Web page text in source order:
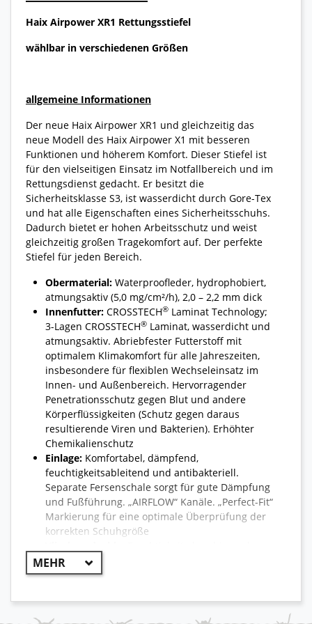
Haix Airpower XR1 Rettungsstiefel
wählbar in verschiedenen Größen
allgemeine Informationen
Der neue Haix Airpower XR1 und gleichzeitig das
neue Modell des Haix Airpower X1 mit besseren
Funktionen und höherem Komfort. Dieser Stiefel ist
für den vielseitigen Einsatz im Notfallbereich und im
Rettungsdienst gedacht. Er besitzt die
Sicherheitsklasse S3, ist wasserdicht durch Gore-Tex
und hat alle Eigenschaften eines Sicherheitsschuhs.
Dadurch bietet er hohen Arbeitsschutz und weist
gleichzeitig großen Tragekomfort auf. Der perfekte
Stiefel für jeden Bereich.
Obermaterial: Waterproofleder, hydrophobiert,
atmungsaktiv (5,0 mg/cm²/h), 2,0 – 2,2 mm dick
Innenfutter: CROSSTECH® Laminat Technology;
3-Lagen CROSSTECH® Laminat, wasserdicht und
atmungsaktiv. Abriebfester Futterstoff mit
optimalem Klimakomfort für alle Jahreszeiten,
insbesondere für flexiblen Wechseleinsatz im
Innen- und Außenbereich. Hervorragender
Penetrationsschutz gegen Blut und andere
Körperflüssigkeiten (Schutz gegen daraus
resultierende Viren und Bakterien). Erhöhter
Chemikalienschutz
Einlage: Komfortabel, dämpfend,
feuchtigkeitsableitend und antibakteriell.
Separate Fersenschale sorgt für gute Dämpfung
und Fußführung. „AIRFLOW“ Kanäle. „Perfect-Fit“
Markierung für eine optimale Überprüfung der
korrekten Schuhgröße
Vliesbrandsohle
HAIX®Composite Schutzkappe:
faserverstärktem Kunststoff für höchste
Sicherheits­anforderungen